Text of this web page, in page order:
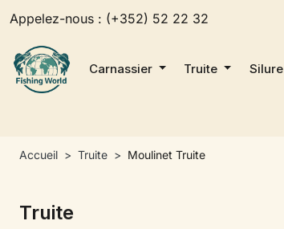
Appelez-nous : (+352) 52 22 32
Carnassier Truite Silure
Accueil Truite Moulinet Truite
Truite